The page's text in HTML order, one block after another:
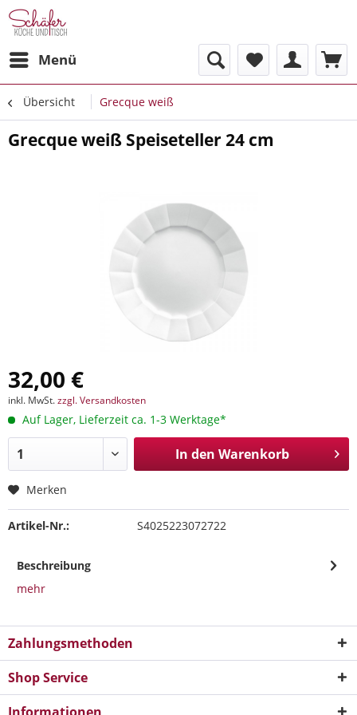
Menü
Übersicht Grecque weiß
Grecque weiß Speiseteller 24 cm
32,00 €
inkl. MwSt.zzgl. Versandkosten
Auf Lager, Lieferzeit ca. 1-3 Werktage*
In den Warenkorb
Merken
Artikel-Nr.: S4025223072722
Beschreibung
mehr
Zahlungsmethoden
Shop Service